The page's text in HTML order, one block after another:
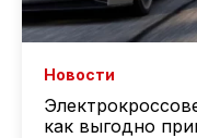
Новости
как выгодно